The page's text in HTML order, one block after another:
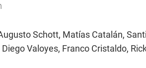
Schott, Matías Catalán,
Valoyes, Franco Cristaldo,